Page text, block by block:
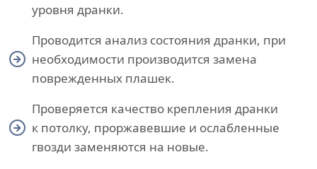
уровня дранки.
Проводится анализ состояния дранки, при
необходимости производится замена
поврежденных плашек.
Проверяется качество крепления дранки
к потолку, проржавевшие и ослабленные
гвозди заменяются на новые.